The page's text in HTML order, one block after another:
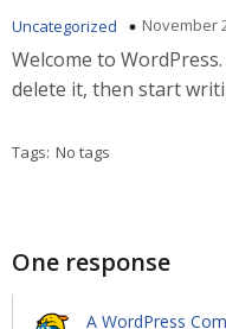
Uncategorized November
Welcome to
delete it, then start
Tags: No tags
One response
A WordPress